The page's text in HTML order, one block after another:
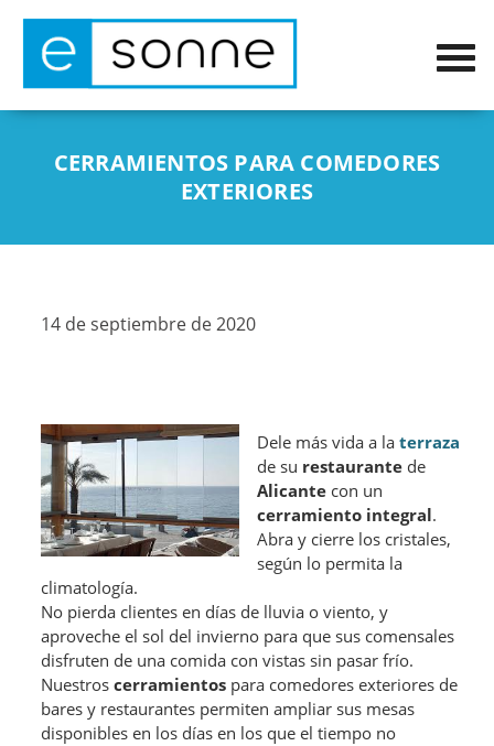
CERRAMIENTOS PARA COMEDORES
EXTERIORES
14 de septiembre de 2020
Dele más vida a laterraza
de su restaurante de
Alicante con un
cerramiento integral .
Abra y cierre los cristales,
según lo permita la
climatología.
No pierda clientes en días de lluvia o viento, y
aproveche el sol del invierno para que sus comensales
disfruten de una comida con vistas sin pasar frío.
Nuestroscerramientos para comedores exteriores de
bares y restaurantes permiten ampliar sus mesas
disponibles en los días en los que el tiempo no